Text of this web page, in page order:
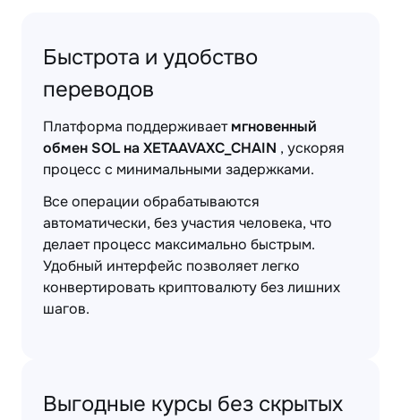
Быстрота и удобство
переводов
Платформа поддерживаетмгновенный
обмен SOL на XETAAVAXC_CHAIN , ускоряя
процесс с минимальными задержками.
Все операции обрабатываются
автоматически, без участия человека, что
делает процесс максимально быстрым.
Удобный интерфейс позволяет легко
конвертировать криптовалюту без лишних
шагов.
Выгодные курсы без скрытых